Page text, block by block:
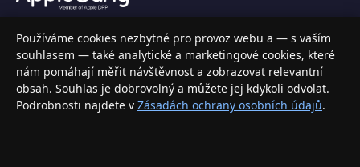
Váš specializovaný obchod s Apple produkty, příslušenstvím a
elektronikou. Nakupujte bezpečně a s jistotou.
INFORMACE
Doprava a doručení
Používáme cookies nezbytné pro provoz webu a — s vaším
souhlasem — také analytické a marketingové cookies, které
nám pomáhají měřit návštěvnost a zobrazovat relevantní
obsah. Souhlas je dobrovolný a můžete jej kdykoli odvolat.
Podrobnosti najdete v Zásadách ochrany osobních údajů.